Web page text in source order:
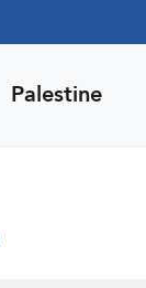
Palestine